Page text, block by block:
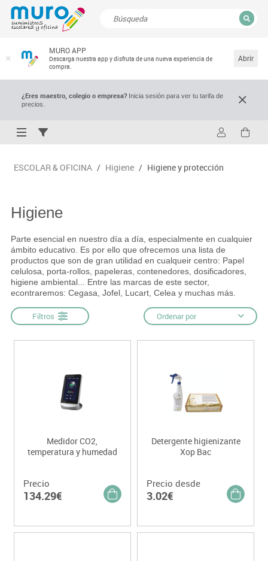
MURO APP
Descarga nuestra app y disfruta de una nueva experiencia de
compra.
Abrir
¿Eres maestro, colegio o empresa?Inicia sesión para ver tu tarifa de
precios.
ESCOLAR & OFICINA / Higiene / Higiene y protección
Higiene
Parte esencial en nuestro día a día, especialmente en cualquier
ámbito educativo. Es por ello que ofrecemos una lista de
productos que son de gran utilidad en cualqueir centro: Papel
celulosa, porta-rollos, papeleras, contenedores, dosificadores,
higiene ambiental... Entre las marcas de este sector,
econtraremos: Cegasa, Jofel, Lucart, Celea y muchas más.
Filtros Ordenar por
Medidor CO2,
temperatura y humedad
Precio
134.29€
Detergente higienizante
Xop Bac
Precio desde
3.02€